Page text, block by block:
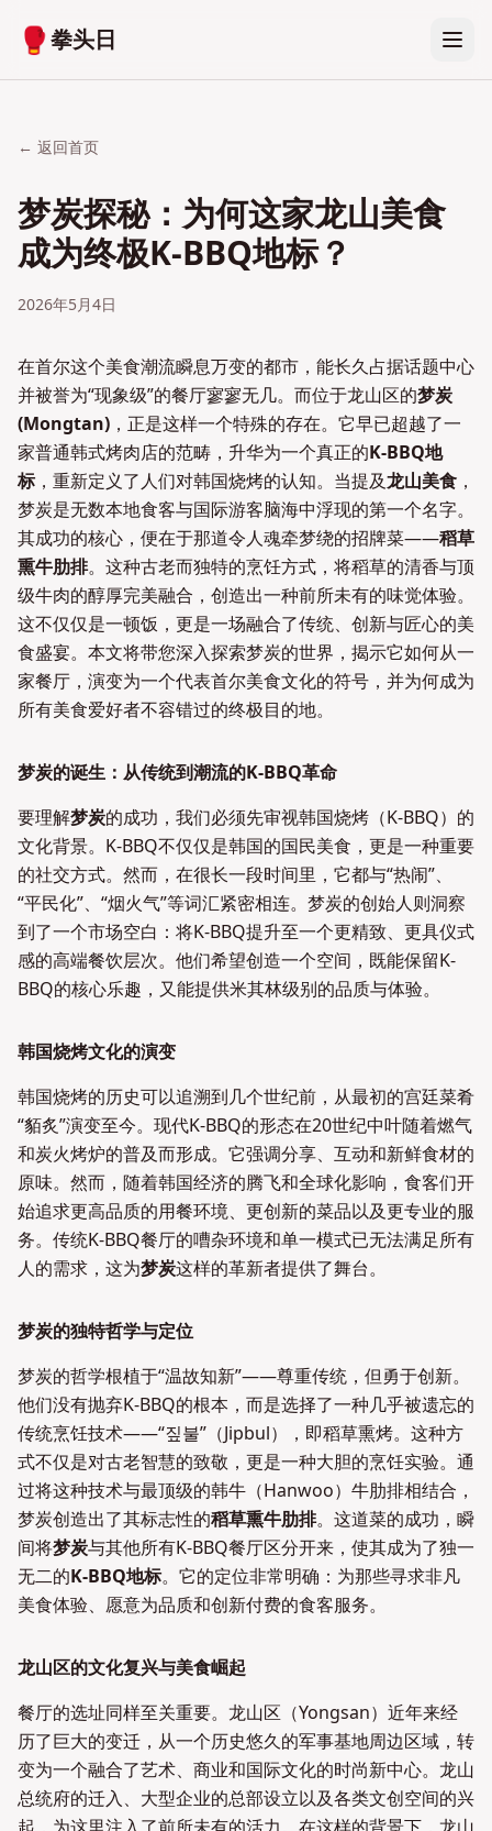
🥊拳头日
← 返回首页
梦炭探秘：为何这家龙山美食
成为终极K-BBQ地标？
2026年5月4日
在首尔这个美食潮流瞬息万变的都市，能长久占据话题中心
并被誉为“现象级”的餐厅寥寥无几。而位于龙山区的梦炭
(Mongtan) ，正是这样一个特殊的存在。它早已超越了一
家普通韩式烤肉店的范畴，升华为一个真正的K-BBQ地
标，重新定义了人们对韩国烧烤的认知。当提及龙山美食 ，
梦炭是无数本地食客与国际游客脑海中浮现的第一个名字。
其成功的核心，便在于那道令人魂牵梦绕的招牌菜——稻草
熏牛肋排。这种古老而独特的烹饪方式，将稻草的清香与顶
级牛肉的醇厚完美融合，创造出一种前所未有的味觉体验。
这不仅仅是一顿饭，更是一场融合了传统、创新与匠心的美
食盛宴。本文将带您深入探索梦炭的世界，揭示它如何从一
家餐厅，演变为一个代表首尔美食文化的符号，并为何成为
所有美食爱好者不容错过的终极目的地。
梦炭的诞生：从传统到潮流的K-BBQ革命
要理解梦炭的成功，我们必须先审视韩国烧烤（K-BBQ）的
文化背景。K-BBQ不仅仅是韩国的国民美食，更是一种重要
的社交方式。然而，在很长一段时间里，它都与“热闹”、
“平民化”、“烟火气”等词汇紧密相连。梦炭的创始人则洞察
到了一个市场空白：将K-BBQ提升至一个更精致、更具仪式
感的高端餐饮层次。他们希望创造一个空间，既能保留K-
BBQ的核心乐趣，又能提供米其林级别的品质与体验。
韩国烧烤文化的演变
韩国烧烤的历史可以追溯到几个世纪前，从最初的宫廷菜肴
“貊炙”演变至今。现代K-BBQ的形态在20世纪中叶随着燃气
和炭火烤炉的普及而形成。它强调分享、互动和新鲜食材的
原味。然而，随着韩国经济的腾飞和全球化影响，食客们开
始追求更高品质的用餐环境、更创新的菜品以及更专业的服
务。传统K-BBQ餐厅的嘈杂环境和单一模式已无法满足所有
人的需求，这为梦炭这样的革新者提供了舞台。
梦炭的独特哲学与定位
梦炭的哲学根植于“温故知新”——尊重传统，但勇于创新。
他们没有抛弃K-BBQ的根本，而是选择了一种几乎被遗忘的
传统烹饪技术——“짚불”（Jipbul），即稻草熏烤。这种方
式不仅是对古老智慧的致敬，更是一种大胆的烹饪实验。通
过将这种技术与最顶级的韩牛（Hanwoo）牛肋排相结合，
梦炭创造出了其标志性的稻草熏牛肋排。这道菜的成功，瞬
间将梦炭与其他所有K-BBQ餐厅区分开来，使其成为了独一
无二的K-BBQ地标。它的定位非常明确：为那些寻求非凡
美食体验、愿意为品质和创新付费的食客服务。
龙山区的文化复兴与美食崛起
餐厅的选址同样至关重要。龙山区（Yongsan）近年来经
历了巨大的变迁，从一个历史悠久的军事基地周边区域，转
变为一个融合了艺术、商业和国际文化的时尚新中心。龙山
总统府的迁入、大型企业的总部设立以及各类文创空间的兴